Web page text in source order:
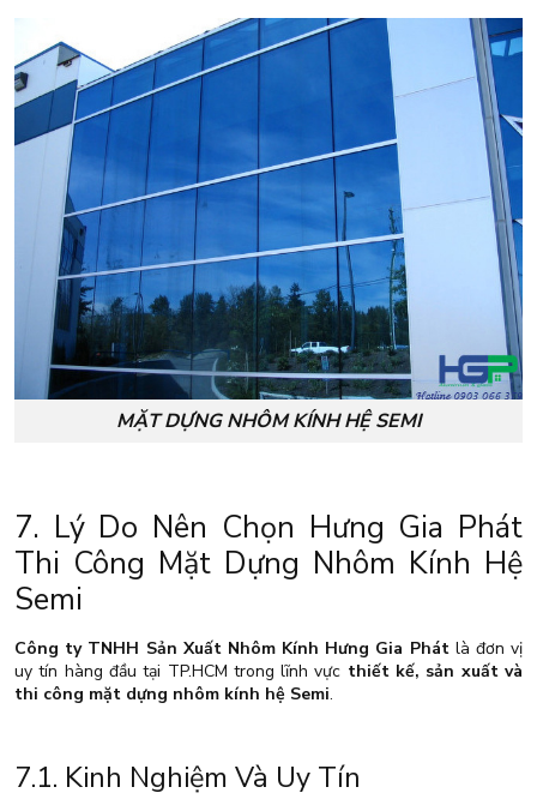
MẶT DỰNG NHÔM KÍNH HỆ SEMI
7. Lý Do Nên Chọn Hưng Gia Phát
Thi Công Mặt Dựng Nhôm Kính Hệ
Semi
Công ty TNHH Sản Xuất Nhôm Kính Hưng Gia Phátlà đơn vị
uy tín hàng đầu tại TP.HCM trong lĩnh vực thiết kế, sản xuất và
thi công mặt dựng nhôm kính hệ Semi.
7.1. Kinh Nghiệm Và Uy Tín